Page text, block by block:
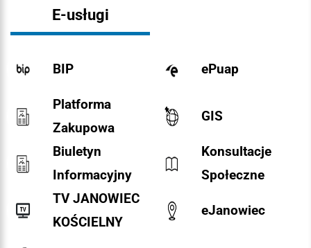
E-usługi
BIP ePuap
Platforma
Zakupowa
GIS
Biuletyn
Informacyjny
Konsultacje
Społeczne
TV JANOWIEC
KOŚCIELNY
eJanowiec